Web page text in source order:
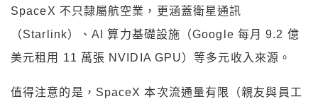
SpaceX 不只隸屬航空業，更涵蓋衛星通訊
（Starlink）、AI 算力基礎設施（Google 每月 9.2 億
美元租用 11 萬張 NVIDIA GPU）等多元收入來源。
值得注意的是，SpaceX 本次流通量有限（親友與員工